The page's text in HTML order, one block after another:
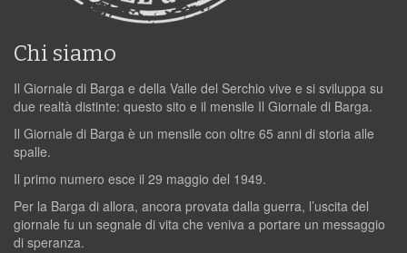
Chi siamo
Il Giornale di Barga e della Valle del Serchio vive e si sviluppa su
due realtà distinte: questo sito e il mensile Il Giornale di Barga.
Il Giornale di Barga è un mensile con oltre 65 anni di storia alle
spalle.
Il primo numero esce il 29 maggio del 1949.
Per la Barga di allora, ancora provata dalla guerra, l’uscita del
giornale fu un segnale di vita che veniva a portare un messaggio
di speranza.